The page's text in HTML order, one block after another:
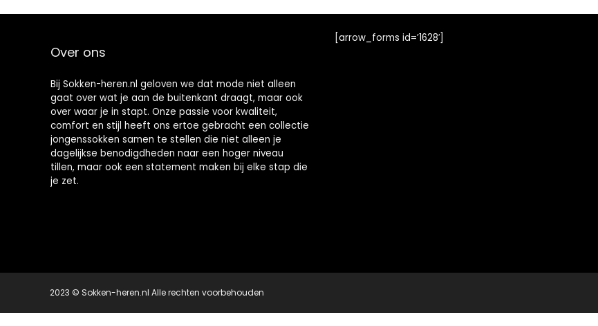
hardlopen,
buis werk katoen
10 paar Pack
Katoenen
Over ons
Bij Sokken-heren.nl geloven we dat mode niet alleen
gaat over wat je aan de buitenkant draagt, maar ook
over waar je in stapt. Onze passie voor kwaliteit,
comfort en stijl heeft ons ertoe gebracht een collectie
jongenssokken samen te stellen die niet alleen je
dagelijkse benodigdheden naar een hoger niveau
tillen, maar ook een statement maken bij elke stap die
je zet.
[arrow_forms id=’1628′]
2023 © Sokken-heren.nl Alle rechten voorbehouden